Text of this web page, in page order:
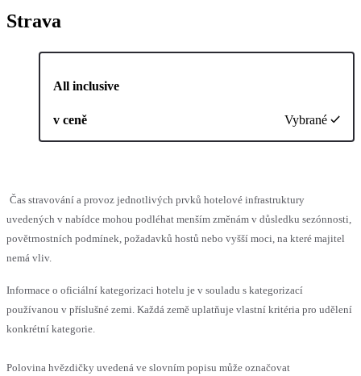
Strava
All inclusive
v ceně Vybrané
Čas stravování a provoz jednotlivých prvků hotelové infrastruktury
uvedených v nabídce mohou podléhat menším změnám v důsledku sezónnosti,
povětrnostních podmínek, požadavků hostů nebo vyšší moci, na které majitel
nemá vliv.
Informace o oficiální kategorizaci hotelu je v souladu s kategorizací
používanou v příslušné zemi. Každá země uplatňuje vlastní kritéria pro udělení
konkrétní kategorie.
Polovina hvězdičky uvedená ve slovním popisu může označovat